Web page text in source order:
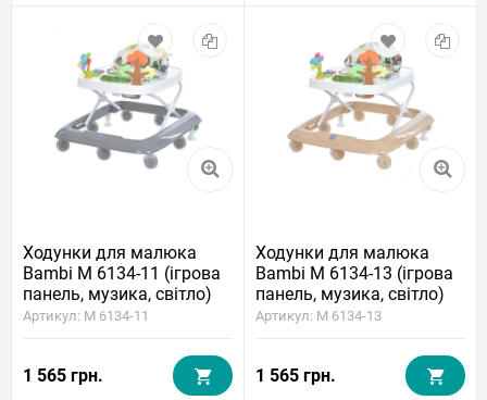
Ходунки для малюка
Bambi M 6134-11 (ігрова
панель, музика, світло)
Артикул: M 6134-11
1 565 грн.
Ходунки для малюка
Bambi M 6134-13 (ігрова
панель, музика, світло)
Артикул: M 6134-13
1 565 грн.